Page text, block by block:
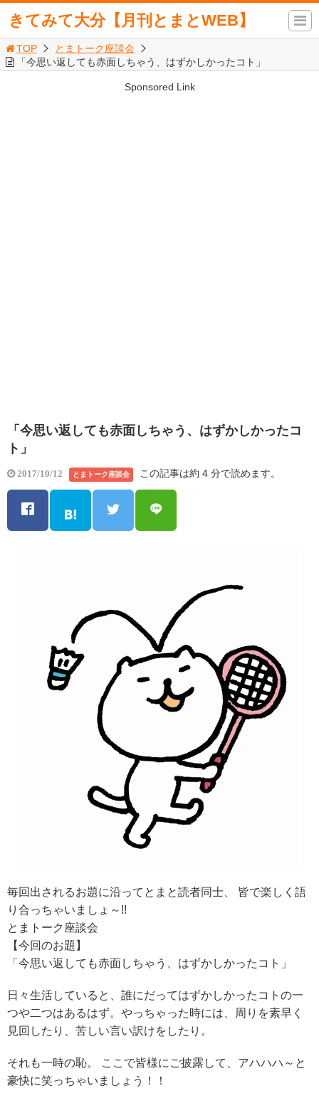
きてみて大分【月刊とまとWEB】
TOP
とまトーク座談会
「今思い返しても赤面しちゃう、はずかしかったコト」
Sponsored Link
「今思い返しても赤面しちゃう、はずかしかったコ
ト」
2017/10/12 とまトーク座談会 この記事は約 4 分で読めます。
毎回出されるお題に沿ってとまと読者同士、 皆で楽しく語
り合っちゃいましょ～!!
とまトーク座談会
【今回のお題】
「今思い返しても赤面しちゃう、はずかしかったコト」
日々生活していると、誰にだってはずかしかったコトの一
つや二つはあるはず。やっちゃった時には、周りを素早く
見回したり、苦しい言い訳けをしたり。
それも一時の恥。 ここで皆様にご披露して、アハハハ～と
豪快に笑っちゃいましょう！！